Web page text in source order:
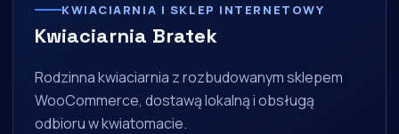
KWIACIARNIA I SKLEP INTERNETOWY
Kwiaciarnia Bratek
Rodzinna kwiaciarnia z rozbudowanym sklepem
WooCommerce, dostawą lokalną i obsługą
odbioru w kwiatomacie.